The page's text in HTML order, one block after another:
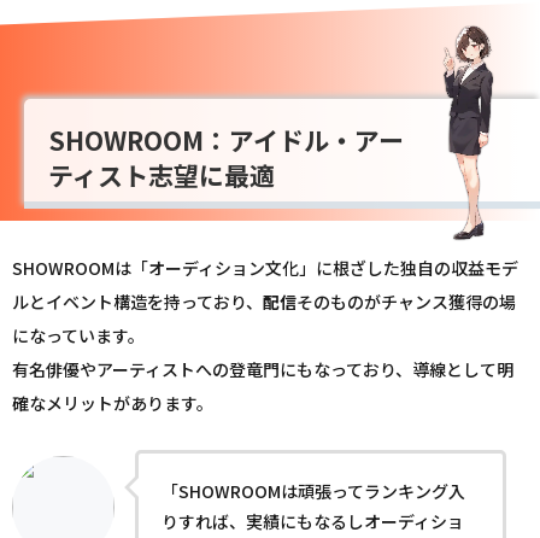
SHOWROOM：アイドル・アー
ティスト志望に最適
SHOWROOMは「オーディション文化」に根ざした独自の収益モデ
ルとイベント構造を持っており、 配信そのものがチャンス獲得の場
になっています。
有名俳優やアーティストへの登竜門にもなっており、導線として明
確なメリットがあります。
「SHOWROOMは頑張ってランキング入
りすれば、実績にもなるしオーディショ